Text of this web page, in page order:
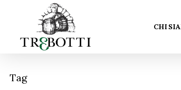
main
CHI
Tag